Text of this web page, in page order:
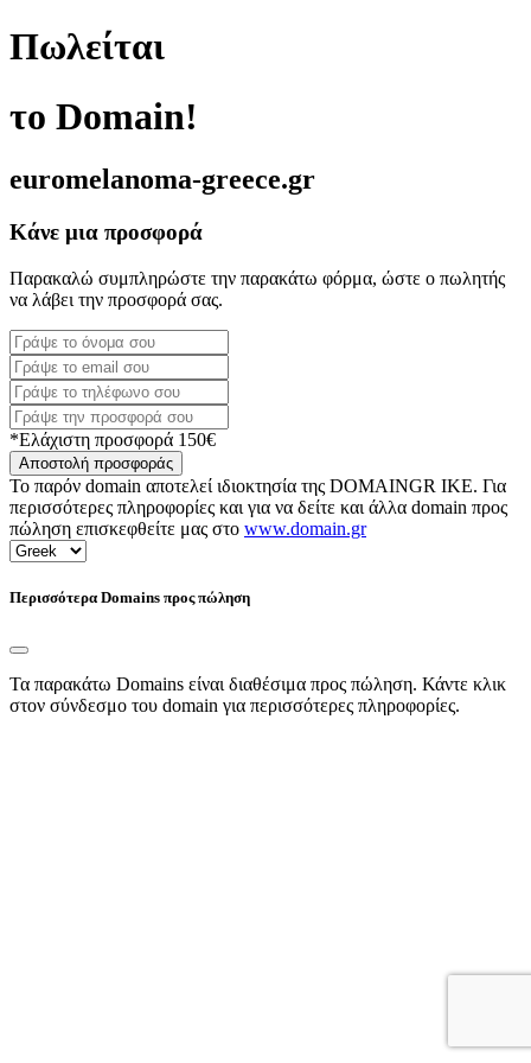
Πωλείται
το Domain!
euromelanoma-greece.gr
Κάνε μια προσφορά
Παρακαλώ συμπληρώστε την παρακάτω φόρμα, ώστε ο πωλητής
να λάβει την προσφορά σας.
*Ελάχιστη προσφορά 150€
Αποστολή προσφοράς
Το παρόν domain αποτελεί ιδιοκτησία της DOMAINGR ΙΚΕ. Για
περισσότερες πληροφορίες και για να δείτε και άλλα domain προς
πώληση επισκεφθείτε μας στο www.domain.gr
Περισσότερα Domains προς πώληση
Τα παρακάτω Domains είναι διαθέσιμα προς πώληση. Κάντε κλικ
στον σύνδεσμο του domain για περισσότερες πληροφορίες.